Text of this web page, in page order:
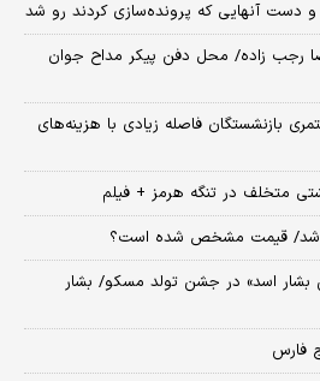
و دست آنهایی که پرونده‌سازی کردند رو شد
رجب زاده/ محل دفن پیکر مداح جوان
بازنشستگان فاصله زیادی با هزینه‌های
متخلف در تنگه هرمز + فیلم
شد/ قیمت مشخص شده است؟
بشار اسد» در جشن تولد مسکو/ بشار
فارس